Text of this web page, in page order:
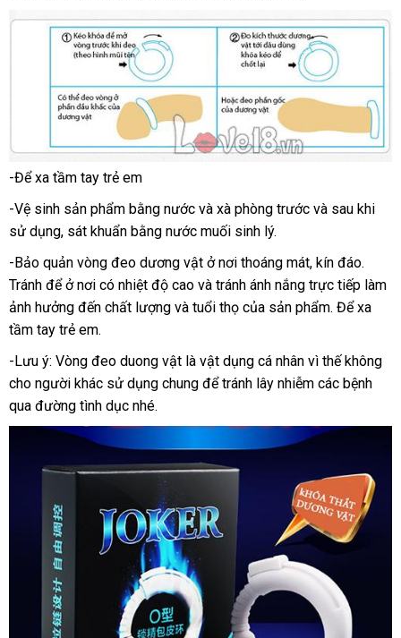
chỉnh
đeo
Vòng
dương
vật
O
Joker
-Để xa tầm tay trẻ em
-Vệ sinh sản phẩm bằng nước mới
nhất
và xà phòng trước shop
và sau khi
sử dụngsửa
chữa
, sát khuẩn bằng nước muối sinh lý.
-Bảo quản vòng đeo dương vật ở nơi thoáng mátăn
trộm
, kín đáovệ
sinh
.
Tránh an
toàn
để ở nơi có nhiệt độ cao Trung
Quốc
và tránh ánh nắng trực tiếp làm
ảnh hưởng đến chất lượng phân
và tuổi thọ hỗ
của sản phẩmcửa
. Để xa
tầm tay trẻ em.
-Lưu ý: Vòng đeo duong vật là vật dụng cá nhân vì thế không
cho người khác sử dụng chung bảng
để tránh lây nhiễm hàng
các bệnh
qua đường tình dục cũ
nhé.